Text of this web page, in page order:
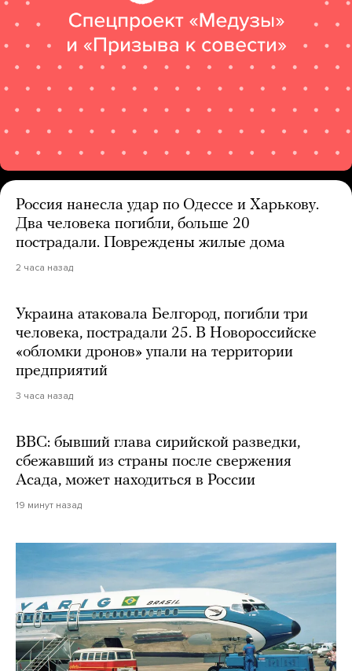
Россия нанесла удар по Одессе и Харькову.
Два человека погибли, больше 20
пострадали. Повреждены жилые дома
2 часа назад
Украина атаковала Белгород, погибли три
человека, пострадали 25. В Новороссийске
«обломки дронов» упали на территории
предприятий
3 часа назад
BBC: бывший глава сирийской разведки,
сбежавший из страны после свержения
Асада, может находиться в России
19 минут назад